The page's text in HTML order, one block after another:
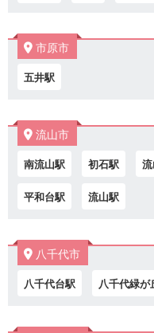
市原市
五井駅
流山市
南流山駅 初石駅
平和台駅 流山駅
八千代市
八千代台駅 八千代緑が